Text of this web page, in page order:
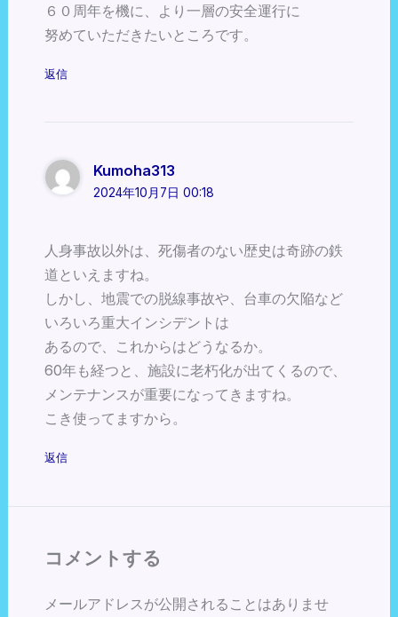
６０周年を機に、より一層の安全運行に
努めていただきたいところです。
返信
Kumoha313
2024年10月7日 00:18
人身事故以外は、死傷者のない歴史は奇跡の鉄
道といえますね。
しかし、地震での脱線事故や、台車の欠陥など
いろいろ重大インシデントは
あるので、これからはどうなるか。
60年も経つと、施設に老朽化が出てくるので、
メンテナンスが重要になってきますね。
こき使ってますから。
返信
コメントする
メールアドレスが公開されることはありませ